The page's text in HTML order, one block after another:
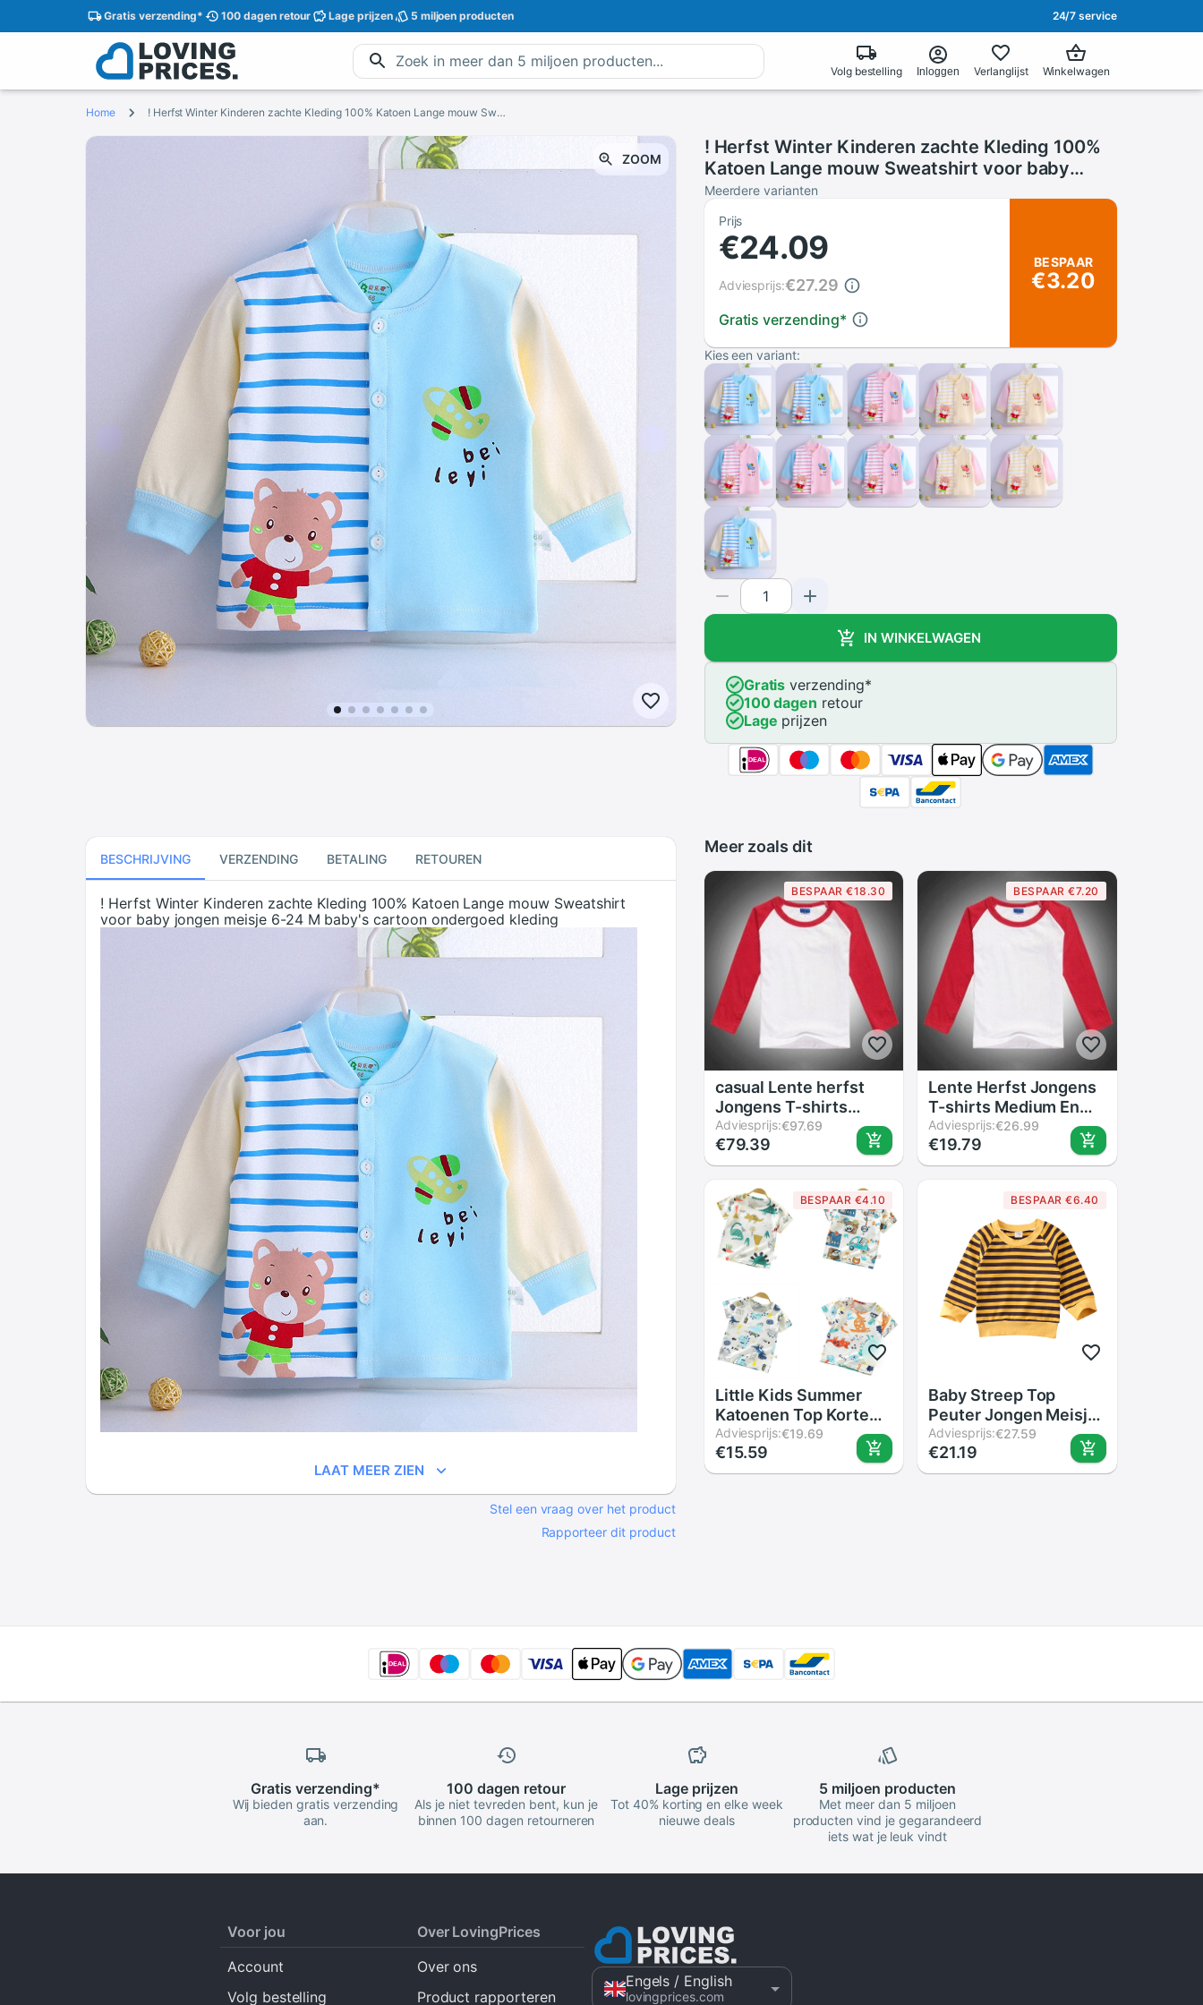
Gratisverzending* 100 dagenretour Lage prijzen 5 miljoen producten 24/7 service
Volg bestelling Inloggen Verlanglijst Winkelwagen
Home ! Herfst Winter Kinderen zachte Kleding 100% Katoen Lange mouw Sweatshirt voor baby jongen meisje 6-24 M baby's cartoon ondergoed kleding
ZOOM
! Herfst Winter Kinderen zachte Kleding 100%
Katoen Lange mouw Sweatshirt voor baby
jongen meisje 6-24 M baby's cartoon
ondergoed kleding
Meerdere varianten
Prijs
€24.09
Gratis verzending*
Adviesprijs:€27.29
BESPAAR
€3.20
Kies een variant:
IN WINKELWAGEN
Gratis verzending*
100 dagen retour
Lage prijzen
BESCHRIJVING VERZENDING BETALING RETOUREN
! Herfst Winter Kinderen zachte Kleding 100% Katoen Lange mouw Sweatshirt
voor baby jongen meisje 6-24 M baby's cartoon ondergoed kleding
LAAT MEER ZIEN
Stel een vraag over het product
Rapporteer dit product
Meer zoals dit
BESPAAR €18.30
casual Lente herfst
Jongens T-shirts
medium en grote
kinderkleding ronde
kraag lange mouwen
hemdjes
Adviesprijs:€97.69
€79.39
BESPAAR €7.20
Lente Herfst Jongens
T-shirts Medium En
Grote kinderkleding
ronde kraag lange
mouwen Hemdjes
Adviesprijs:€26.99
€19.79
BESPAAR €4.10
Little Kids Summer
Katoenen Top Korte
Mouwen Cartoon
Leuke Auto Of
Dinosaurus Patronen
Adviesprijs:€19.69
€15.59
BESPAAR €6.40
Baby Streep Top
Peuter Jongen Meisje
6M-4Y Lange Mouwen
Trui Een Stuk Outfits
Herfst Winter Kleding
Adviesprijs:€27.59
€21.19
Gratis verzending*
Wij bieden gratis verzending
aan.
100 dagen retour
Als je niet tevreden bent, kun je
binnen 100 dagen retourneren
Lage prijzen
Tot 40% korting en elke week
nieuwe deals
5 miljoen producten
Met meer dan 5 miljoen
producten vind je gegarandeerd
iets wat je leuk vindt
Voor jou
Account
Volg bestelling
Over LovingPrices
Over ons
Product rapporteren
Engels / English
lovingprices.com